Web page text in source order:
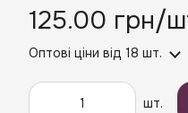
125.00 грн/
Оптові ціни від 18 шт.
шт.